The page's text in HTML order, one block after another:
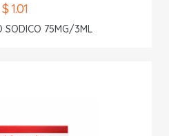
$ 1.01
SODICO 75MG/3ML